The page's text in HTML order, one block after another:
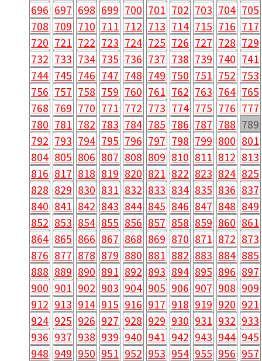
696 697 698 699 700 701 702 703 704 705
708 709 710 711 712 713 714 715 716 717
720 721 722 723 724 725 726 727 728 729
732 733 734 735 736 737 738 739 740 741
744 745 746 747 748 749 750 751 752 753
756 757 758 759 760 761 762 763 764 765
768 769 770 771 772 773 774 775 776 777
780 781 782 783 784 785 786 787 788 789
792 793 794 795 796 797 798 799 800 801
804 805 806 807 808 809 810 811 812 813
816 817 818 819 820 821 822 823 824 825
828 829 830 831 832 833 834 835 836 837
840 841 842 843 844 845 846 847 848 849
852 853 854 855 856 857 858 859 860 861
864 865 866 867 868 869 870 871 872 873
876 877 878 879 880 881 882 883 884 885
888 889 890 891 892 893 894 895 896 897
900 901 902 903 904 905 906 907 908 909
912 913 914 915 916 917 918 919 920 921
924 925 926 927 928 929 930 931 932 933
936 937 938 939 940 941 942 943 944 945
948 949 950 951 952 953 954 955 956 957